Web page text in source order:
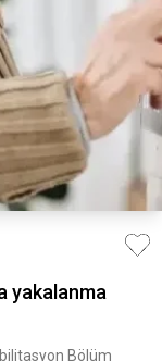
yakalanma
Bölüm